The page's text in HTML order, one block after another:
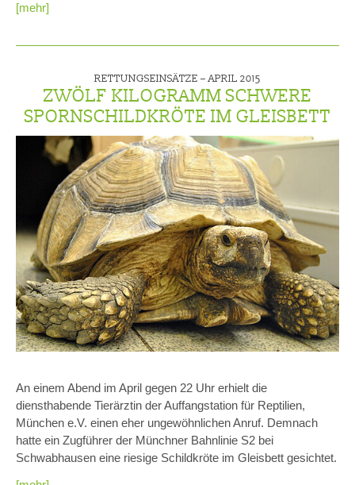
[mehr]
RETTUNGSEINSÄTZE –APRIL 2015
ZWÖLF KILOGRAMM SCHWERE
SPORNSCHILDKRÖTE IM GLEISBETT
An einem Abend im April gegen 22 Uhr erhielt die
diensthabende Tierärztin der Auffangstation für Reptilien,
München e.V. einen eher ungewöhnlichen Anruf. Demnach
hatte ein Zugführer der Münchner Bahnlinie S2 bei
Schwabhausen eine riesige Schildkröte im Gleisbett gesichtet.